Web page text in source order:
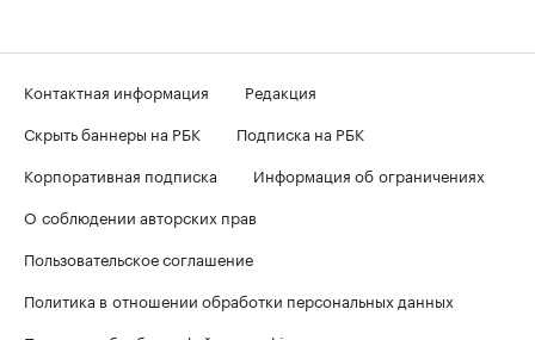
Контактная информация
Редакция
Скрыть баннеры на РБК
Подписка на РБК
Корпоративная подписка
Информация об ограничениях
О соблюдении авторских прав
Пользовательское соглашение
Политика в отношении обработки персональных данных